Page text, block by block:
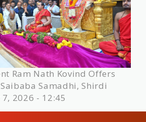
Ram Nath Kovind Offers
Samadhi, Shirdi
2026 - 12:45